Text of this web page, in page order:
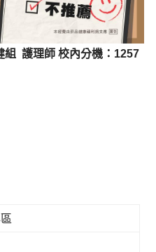
組 護理師 校內分機：1257